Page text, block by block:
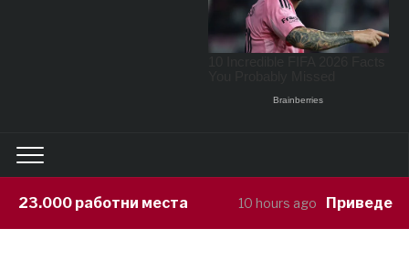
работни места 10 hours ago Приведен возач